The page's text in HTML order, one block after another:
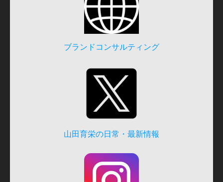
ブランドコンサルティング
山田育栄の日常・最新情報